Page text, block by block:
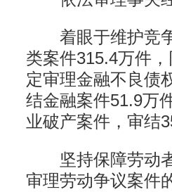
着眼于维护竞争
类案件315.4万件
定审理金融不良债
结金融案件51.9万
业破产案件，审结
坚持保障劳动者
审理劳动争议案件